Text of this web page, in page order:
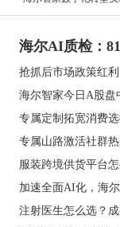
海尔AI质检：
抢抓后市场政策红
海尔智家今日A股盘
专属山路激活社群
加速全面AI化，海